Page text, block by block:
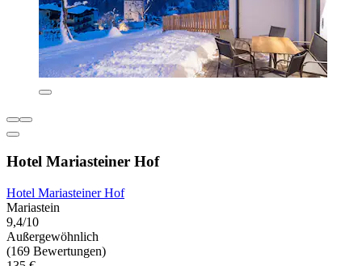
Hotel Mariasteiner Hof
Hotel Mariasteiner Hof
Mariastein
9,4/10
Außergewöhnlich
(169 Bewertungen)